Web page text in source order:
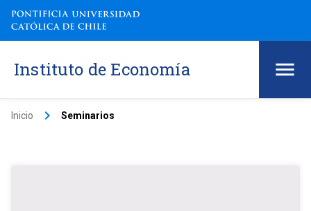
Instituto de Economía
Inicio keyboard_arrow_right Seminarios